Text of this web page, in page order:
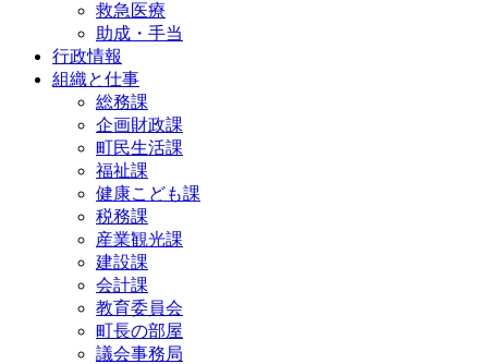
救急医療
助成・手当
行政情報
組織と仕事
総務課
企画財政課
町民生活課
福祉課
健康こども課
税務課
産業観光課
建設課
会計課
教育委員会
町長の部屋
議会事務局